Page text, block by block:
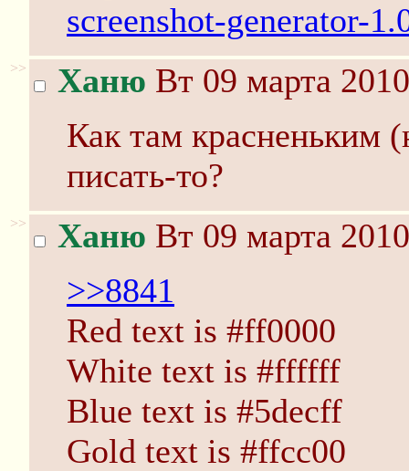
screenshot-generator-
>> Ханю Вт 09 марта
Как там красненьким
писать-то?
>> Ханю Вт 09 марта
>>8841
Red text is #ff0000
White text is #ffffff
Blue text is #5decff
Gold text is #ffcc00